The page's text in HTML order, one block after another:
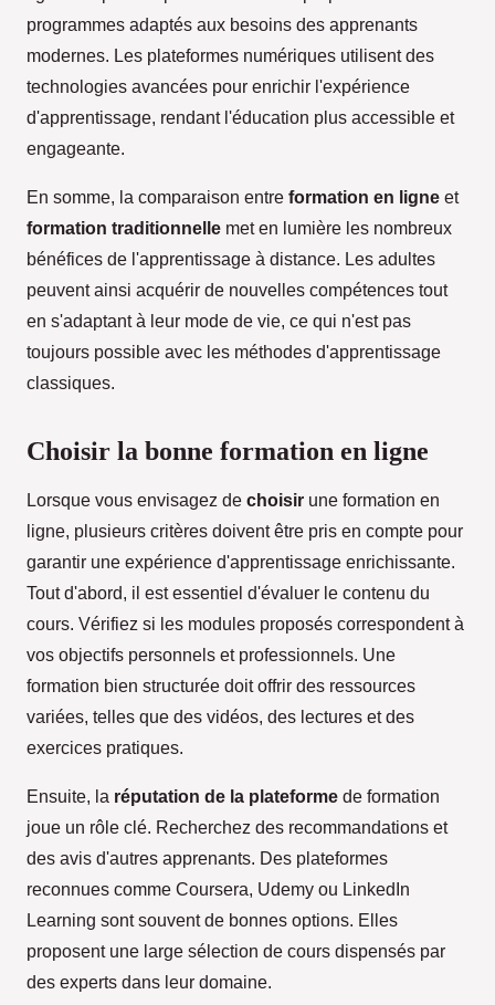
programmes adaptés aux besoins des apprenants
modernes. Les plateformes numériques utilisent des
technologies avancées pour enrichir l'expérience
d'apprentissage, rendant l'éducation plus accessible et
engageante.
En somme, la comparaison entre formation en ligne et
formation traditionnelle met en lumière les nombreux
bénéfices de l'apprentissage à distance. Les adultes
peuvent ainsi acquérir de nouvelles compétences tout
en s'adaptant à leur mode de vie, ce qui n'est pas
toujours possible avec les méthodes d'apprentissage
classiques.
Choisir la bonne formation en ligne
Lorsque vous envisagez de choisir une formation en
ligne, plusieurs critères doivent être pris en compte pour
garantir une expérience d'apprentissage enrichissante.
Tout d'abord, il est essentiel d'évaluer le contenu du
cours. Vérifiez si les modules proposés correspondent à
vos objectifs personnels et professionnels. Une
formation bien structurée doit offrir des ressources
variées, telles que des vidéos, des lectures et des
exercices pratiques.
Ensuite, la réputation de la plateforme de formation
joue un rôle clé. Recherchez des recommandations et
des avis d'autres apprenants. Des plateformes
reconnues comme Coursera, Udemy ou LinkedIn
Learning sont souvent de bonnes options. Elles
proposent une large sélection de cours dispensés par
des experts dans leur domaine.